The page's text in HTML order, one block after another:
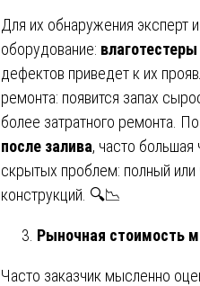
Для их обнаружения эксперт
оборудование:
дефектов приведет к их
ремонта: появится запах
более затратного ремонта.
после залива, часто большая
скрытых проблем: полный или
конструкций. 🔍📉
Рыночная стоимость
Часто заказчик мысленно